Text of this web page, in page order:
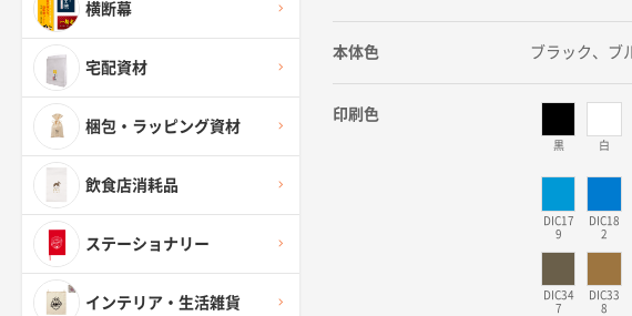
横断幕
宅配資材
梱包・ラッピング資材
飲食店消耗品
ステーショナリー
インテリア・生活雑貨
本体色 ブラック、ブ
印刷色
黒 白
DIC17
9
DIC18
2
DIC34
7
DIC33
8